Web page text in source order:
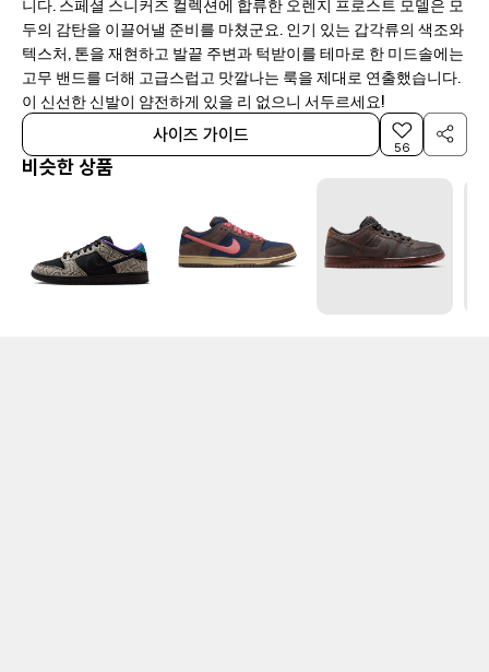
두의 감탄을 이끌어낼 준비를 마쳤군요. 인기 있는 갑각류의 색조와
텍스처, 톤을 재현하고 발끝 주변과 턱받이를 테마로 한 미드솔에는
고무 밴드를 더해 고급스럽고 맛깔나는 룩을 제대로 연출했습니다.
이 신선한 신발이 얌전하게 있을 리 없으니 서두르세요!
사이즈 가이드
56
비슷한 상품